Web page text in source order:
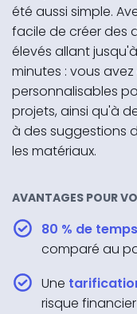
été aussi simple.
facile de créer des
élevés allant
minutes : vous
personnalisables
projets, ainsi qu'à
à des suggestions
les matériaux.
AVANTAGES POUR
80 % de
comparé au
Une
risque financier